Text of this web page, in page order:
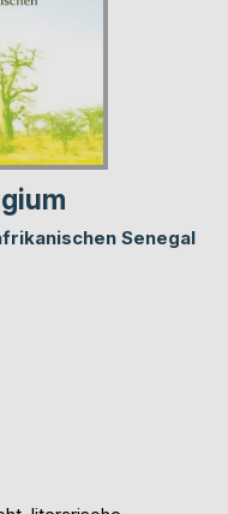
Senegal